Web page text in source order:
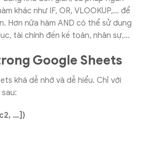
khác như IF, OR, VLOOKUP,… để
Hơn nữa hàm AND có thể sử dụng
tài chính đến kế toán, nhân sự,…
Google Sheets
khá dễ nhớ và dễ hiểu. Chỉ với
…])